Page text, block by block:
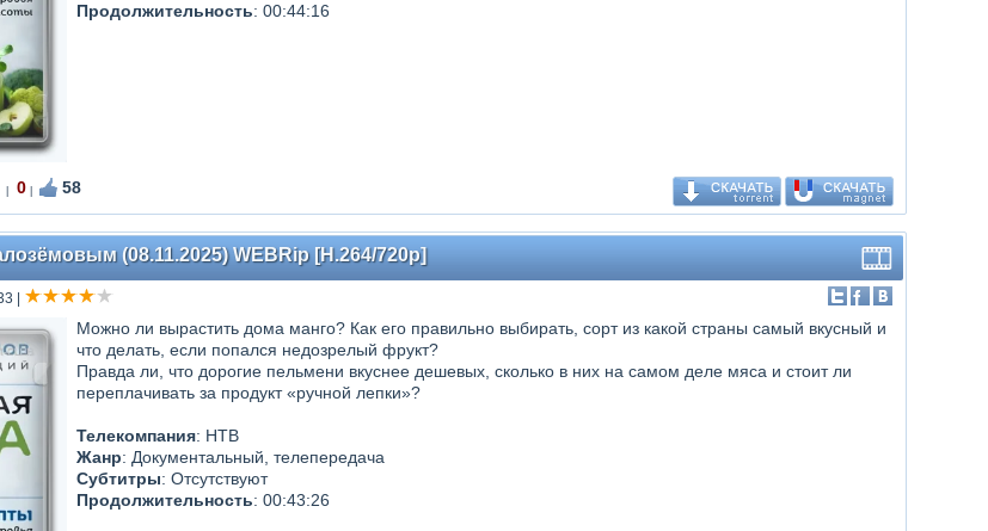
Продолжительность: 00:44:16
0 58
(08.11.2025) WEBRip [H.264/720p]
Можно ли вырастить дома манго? Как его правильно выбирать, сорт из какой страны самый вкусный и
что делать, если попался недозрелый фрукт?
Правда ли, что дорогие пельмени вкуснее дешевых, сколько в них на самом деле мяса и стоит ли
переплачивать за продукт «ручной лепки»?
Телекомпания: НТВ
Жанр: Документальный, телепередача
Субтитры: Отсутствуют
Продолжительность: 00:43:26